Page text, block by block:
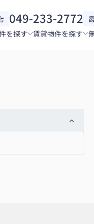
049-233-2772
を探す 賃貸物件を探す